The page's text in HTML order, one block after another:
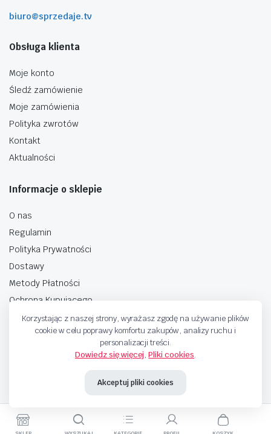
biuro@sprzedaje.tv
Obsługa klienta
Moje konto
Śledź zamówienie
Moje zamówienia
Polityka zwrotów
Kontakt
Aktualności
Informacje o sklepie
O nas
Regulamin
Polityka Prywatności
Dostawy
Metody Płatności
Ochrona Kupującego
Metody Płatnosci
Korzystając z naszej strony, wyrażasz zgodę na używanie plików
cookie w celu poprawy komfortu zakupów, analizy ruchu i
personalizacji treści.
Dowiedz się więcej,Pliki cookies.
Akceptuj pliki cookies